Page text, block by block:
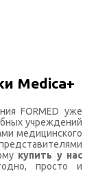
Medica+
FORMED уже
учреждений
медицинского
купить у нас
просто и